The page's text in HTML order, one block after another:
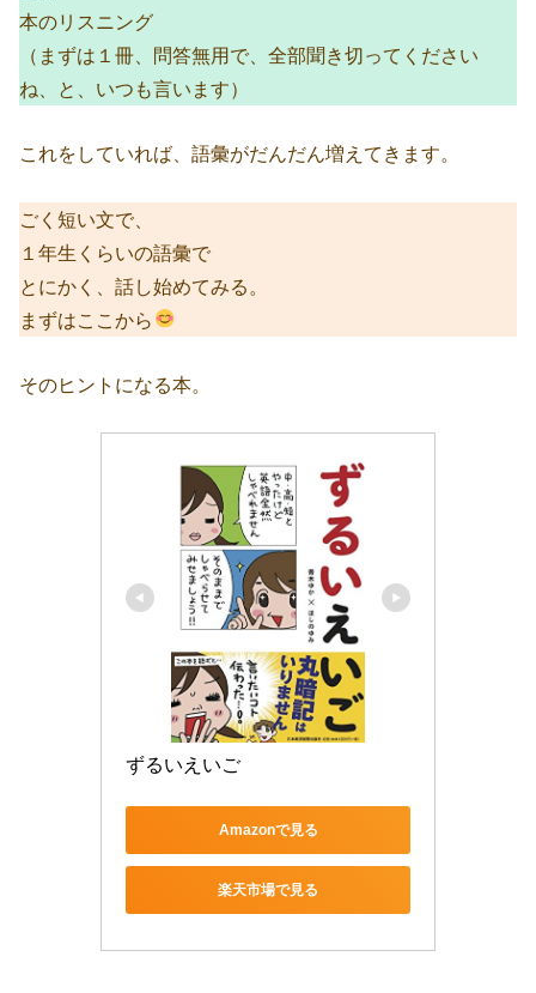
本のリスニング
（まずは１冊、問答無用で、全部聞き切ってください
ね、と、いつも言います）
これをしていれば、語彙がだんだん増えてきます。
ごく短い文で、
１年生くらいの語彙で
とにかく、話し始めてみる。
まずはここから
そのヒントになる本。
ずるいえいご
Amazonで見る
楽天市場で見る